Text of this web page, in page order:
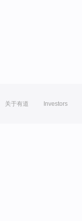
关于有道 Investors